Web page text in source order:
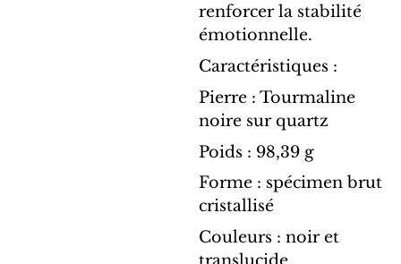
renforcer la stabilité
émotionnelle.
Caractéristiques :
Pierre : Tourmaline
noire sur quartz
Poids : 98,39 g
Forme : spécimen brut
cristallisé
Couleurs : noir et